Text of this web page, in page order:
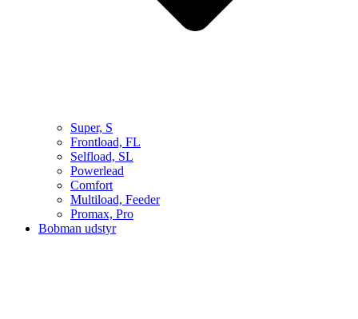
Super, S
Frontload, FL
Selfload, SL
Powerlead
Comfort
Multiload, Feeder
Promax, Pro
Bobman udstyr